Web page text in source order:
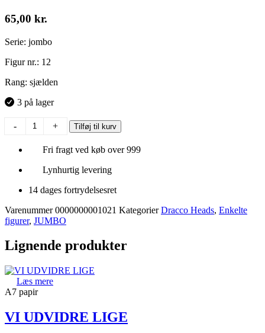
65,00 kr.
Serie: jombo
Figur nr.: 12
Rang: sjælden
3 på lager
-
antal
+ Tilføj til kurv
Fri fragt ved køb over 999
Lynhurtig levering
14 dages fortrydelsesret
Varenummer0000000001021 Kategorier Dracco Heads, Enkelte
figurer, JUMBO
Lignende produkter
Læs mere
A7 papir
VI UDVIDRE LIGE